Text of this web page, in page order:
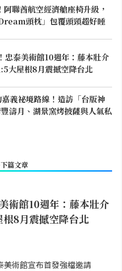
聯酋航空經濟艙座椅升級，
頭枕」包覆頭頸超好睡
忠泰美術館10週年：藤本壯介
大屋根8月震撼空降台北
義祕境路線！造訪「台版神
濤月、湖景窯烤披薩與人氣私
篇文章
術館10週年：藤本壯介
8月震撼空降台北
術館宣布首發強檔邀請